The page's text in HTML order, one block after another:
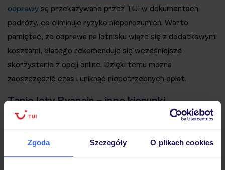
Zgoda Szczegóły O plikach cookies
odprawy są przekazywane przez TUI w dokumentach
podróży, co eliminuje ryzyko nieporozumień. Warto
pamiętać, że odprawa na lotnisku wiąże się z dodatkowymi
kosztami, dlatego rekomenduje się wcześniejsze
skorzystanie z opcji online. Dzięki temu można
zaoszczędzić czas i uniknąć niepotrzebnych opłat.
Tanie loty Ryanair – inne kierunki
Ryanair oferuje wiele innych kierunków dostępnych w
ofercie TUI, które obejmują zarówno przelot, jak i